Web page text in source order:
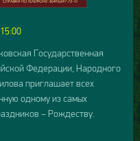
Государственная
Федерации, Народного
приглашает всех
одному из самых
– Рождеству.